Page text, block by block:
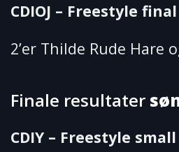
CDIOJ – Freestyle final
2’er Thilde Rude Hare
Finale resultater
CDIY – Freestyle